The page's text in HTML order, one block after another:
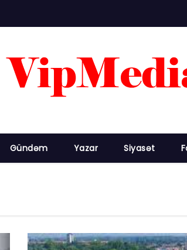
Gündəm Yazar Siyasət